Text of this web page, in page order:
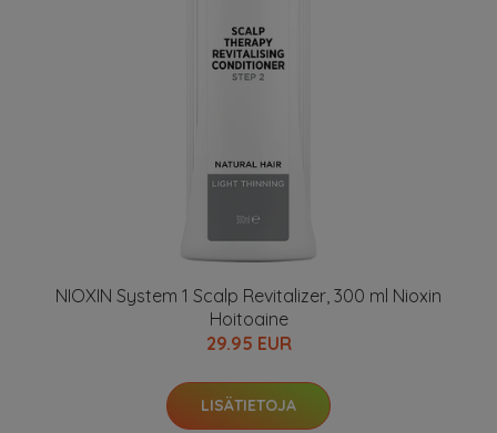
NIOXIN System 1 Scalp Revitalizer, 300 ml Nioxin
Hoitoaine
29.95 EUR
LISÄTIETOJA